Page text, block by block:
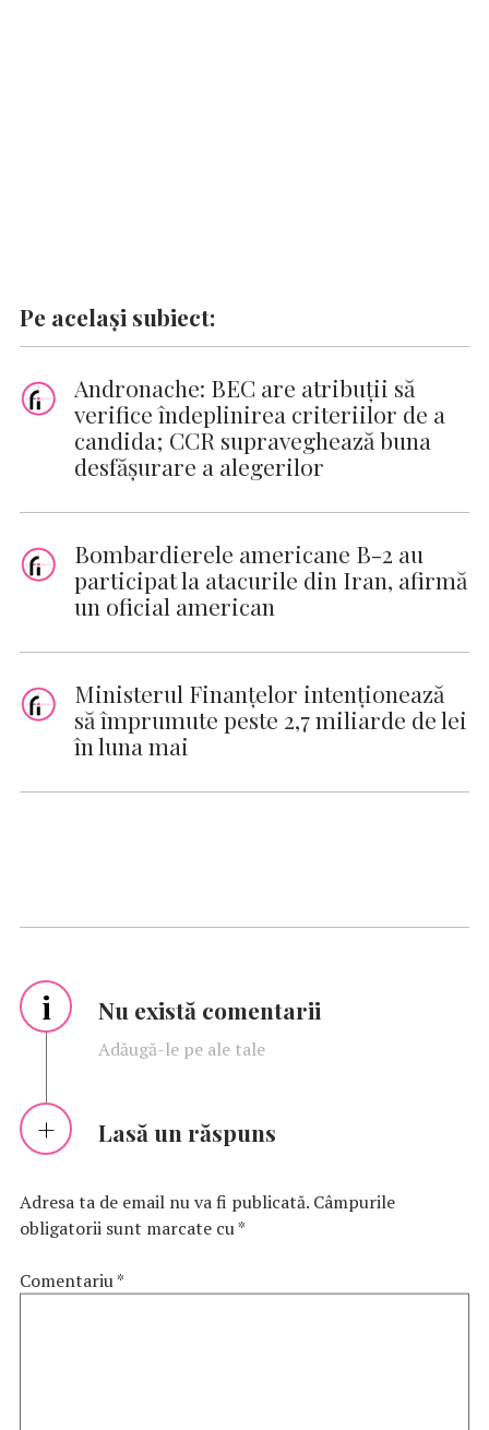
Pe același subiect:
Andronache: BEC are atribuţii să
verifice îndeplinirea criteriilor de a
candida; CCR supraveghează buna
desfăşurare a alegerilor
Bombardierele americane B-2 au
participat la atacurile din Iran, afirmă
un oficial american
Ministerul Finanţelor intenţionează
să împrumute peste 2,7 miliarde de lei
în luna mai
i Nu există comentarii
Adăugă-le pe ale tale
Lasă un răspuns
Adresa ta de email nu va fi publicată. Câmpurile
obligatorii sunt marcate cu*
Comentariu*